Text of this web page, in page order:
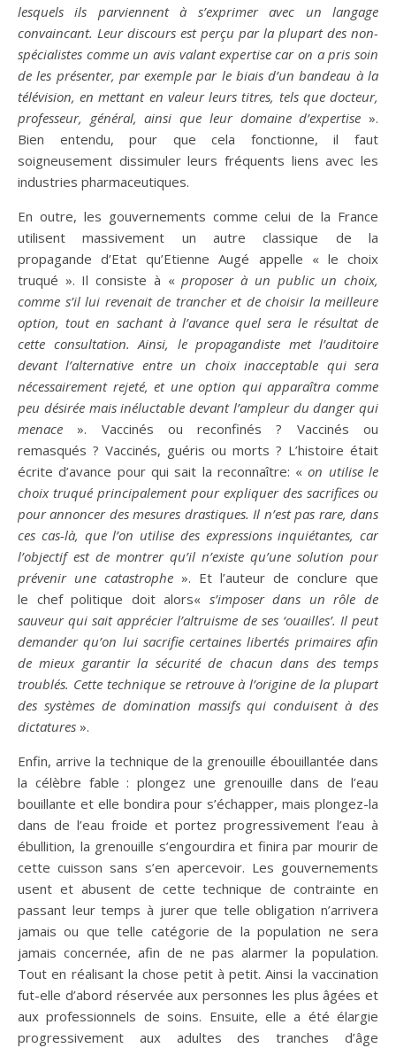
lesquels ils parviennent à s’exprimer avec un langage
convaincant. Leur discours est perçu par la plupart des non-
spécialistes comme un avis valant expertise car on a pris soin
de les présenter, par exemple par le biais d’un bandeau à la
télévision, en mettant en valeur leurs titres, tels que docteur,
professeur, général, ainsi que leur domaine d’expertise ».
Bien entendu, pour que cela fonctionne, il faut
soigneusement dissimuler leurs fréquents liens avec les
industries pharmaceutiques.
En outre, les gouvernements comme celui de la France
utilisent massivement un autre classique de la
propagande d’Etat qu’Etienne Augé appelle « le choix
truqué ». Il consiste à «proposer à un public un choix,
comme s’il lui revenait de trancher et de choisir la meilleure
option, tout en sachant à l’avance quel sera le résultat de
cette consultation. Ainsi, le propagandiste met l’auditoire
devant l’alternative entre un choix inacceptable qui sera
nécessairement rejeté, et une option qui apparaîtra comme
peu désirée mais inéluctable devant l’ampleur du danger qui
menace ». Vaccinés ou reconfinés ? Vaccinés ou
remasqués ? Vaccinés, guéris ou morts ? L’histoire était
écrite d’avance pour qui sait la reconnaître: «on utilise le
choix truqué principalement pour expliquer des sacrifices ou
pour annoncer des mesures drastiques. Il n’est pas rare, dans
ces cas-là, que l’on utilise des expressions inquiétantes, car
l’objectif est de montrer qu’il n’existe qu’une solution pour
prévenir une catastrophe ». Et l’auteur de conclure que
le chef politique doit alors« s’imposer dans un rôle de
sauveur qui sait apprécier l’altruisme de ses ‘ouailles’. Il peut
demander qu’on lui sacrifie certaines libertés primaires afin
de mieux garantir la sécurité de chacun dans des temps
troublés. Cette technique se retrouve à l’origine de la plupart
des systèmes de domination massifs qui conduisent à des
dictatures ».
Enfin, arrive la technique de la grenouille ébouillantée dans
la célèbre fable : plongez une grenouille dans de l’eau
bouillante et elle bondira pour s’échapper, mais plongez-la
dans de l’eau froide et portez progressivement l’eau à
ébullition, la grenouille s’engourdira et finira par mourir de
cette cuisson sans s’en apercevoir. Les gouvernements
usent et abusent de cette technique de contrainte en
passant leur temps à jurer que telle obligation n’arrivera
jamais ou que telle catégorie de la population ne sera
jamais concernée, afin de ne pas alarmer la population.
Tout en réalisant la chose petit à petit. Ainsi la vaccination
fut-elle d’abord réservée aux personnes les plus âgées et
aux professionnels de soins. Ensuite, elle a été élargie
progressivement aux adultes des tranches d’âge